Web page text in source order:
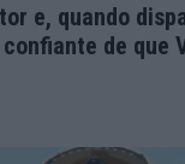
e, quando
de